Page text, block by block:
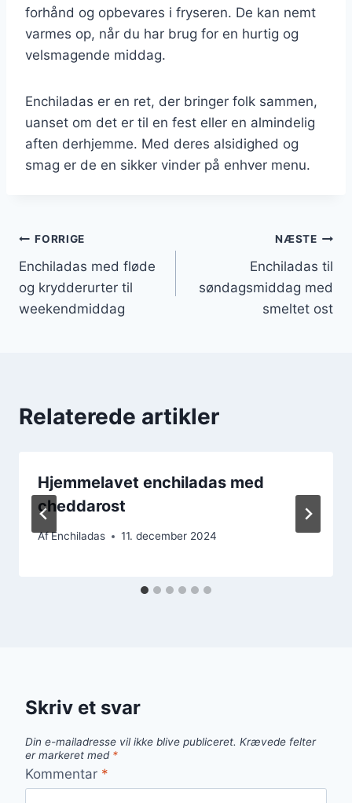
forhånd og opbevares i fryseren. De kan nemt
varmes op, når du har brug for en hurtig og
velsmagende middag.
Enchiladas er en ret, der bringer folk sammen,
uanset om det er til en fest eller en almindelig
aften derhjemme. Med deres alsidighed og
smag er de en sikker vinder på enhver menu.
Indlægsnavigation
FORRIGE
Enchiladas med fløde
og krydderurter til
weekendmiddag
NÆSTE
Enchiladas til
søndagsmiddag med
smeltet ost
Relaterede artikler
Hjemmelavet enchiladas med
cheddarost
AfEnchiladas 11. december 2024
Skriv et svar
Din e-mailadresse vil ikke blive publiceret. Krævede felter
er markeret med *
Kommentar *